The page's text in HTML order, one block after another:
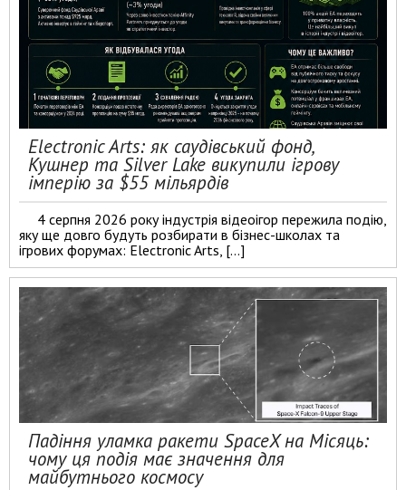
Electronic Arts: як саудівський фонд,
Кушнер та Silver Lake викупили ігрову
імперію за $55 мільярдів
4 серпня 2026 року індустрія відеоігор пережила подію,
яку ще довго будуть розбирати в бізнес-школах та
ігрових форумах: Electronic Arts, […]
Падіння уламка ракети SpaceX на Місяць:
чому ця подія має значення для
майбутнього космосу